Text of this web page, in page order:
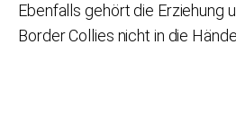
Ebenfalls gehört die Erziehung
Border Collies nicht in die